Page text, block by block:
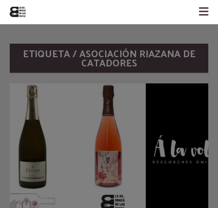
ETIQUETA / ASOCIACIÓN RIAZANA DE
CATADORES